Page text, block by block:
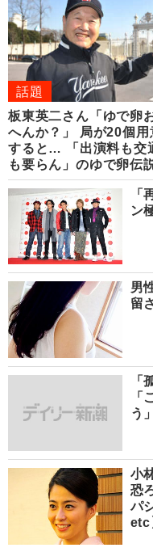
話題
板東英二さん「ゆで卵
へんか？」 局が20個用
すると… 「出演料も交
も要らん」のゆで卵伝
「
ン
男
留
「
「
う
小
恐
パ
etc